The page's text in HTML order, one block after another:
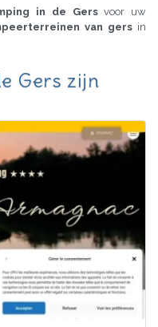
in de Gersvoor uw
van gers in
Gers zijn